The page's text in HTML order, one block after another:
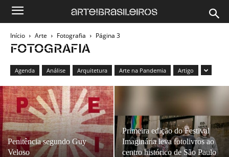
Início Arte Fotografia Página 3
FOTOGRAFIA
Agenda Análise Arquitetura Arte na Pandemia Artigo
Penitência segundo Guy
Veloso
Primeira edição do Festival
Imaginária leva fotolivros ao
centro histórico de São Paulo